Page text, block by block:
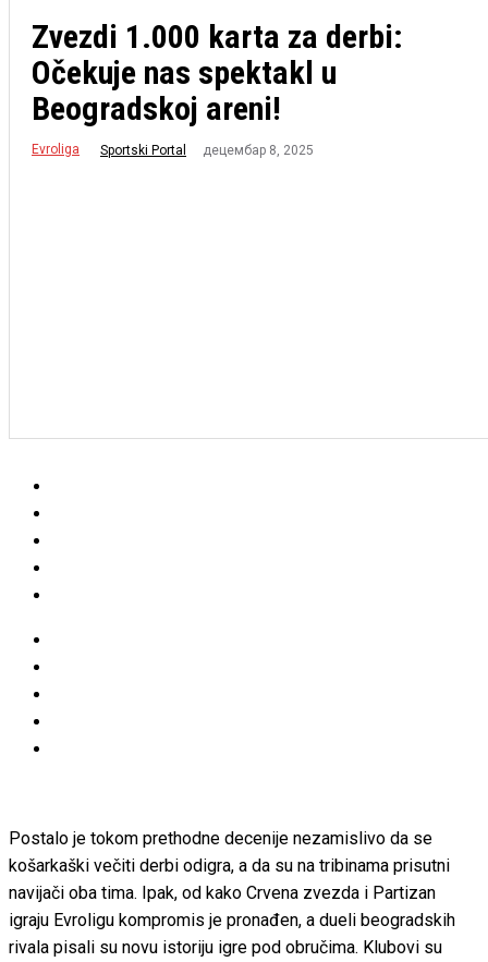
Zvezdi 1.000 karta za derbi:
Očekuje nas spektakl u
Beogradskoj areni!
Evroliga Sportski Portal децембар 8, 2025
Postalo je tokom prethodne decenije nezamislivo da se
košarkaški večiti derbi odigra, a da su na tribinama prisutni
navijači oba tima. Ipak, od kako Crvena zvezda i Partizan
igraju Evroligu kompromis je pronađen, a dueli beogradskih
rivala pisali su novu istoriju igre pod obručima. Klubovi su